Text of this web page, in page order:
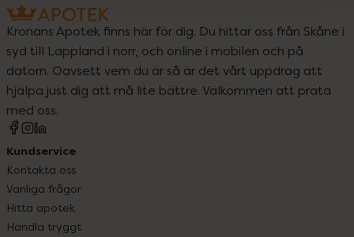
Kronans Apotek finns här för dig. Du hittar oss från Skåne i
syd till Lappland i norr, och online i mobilen och på
datorn. Oavsett vem du är så är det vårt uppdrag att
hjälpa just dig att må lite bättre. Välkommen att prata
med oss.
Kundservice
Kontakta oss
Vanliga frågor
Hitta apotek
Handla tryggt